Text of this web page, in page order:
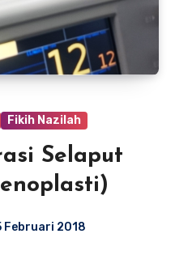
Fikih Nazilah
Selaput
Februari 2018